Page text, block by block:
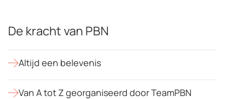
De kracht van PBN
Altijd een belevenis
Van A tot Z georganiseerd door TeamPBN